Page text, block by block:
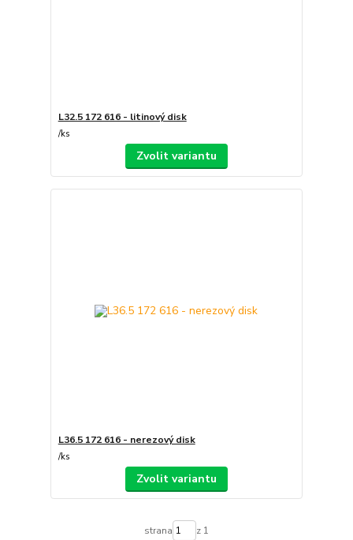
L32.5 172 616 - litinový disk
/ks
Zvolit variantu
L36.5 172 616 - nerezový disk
/ks
Zvolit variantu
strana z 1